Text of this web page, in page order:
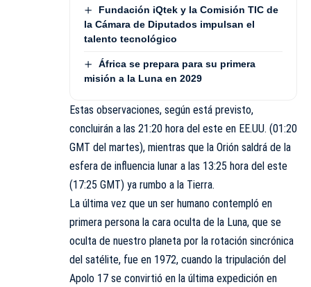
Fundación iQtek y la Comisión TIC de
la Cámara de Diputados impulsan el
talento tecnológico
África se prepara para su primera
misión a la Luna en 2029
Estas observaciones, según está previsto,
concluirán a las 21:20 hora del este en EE.UU. (01:20
GMT del martes), mientras que la Orión saldrá de la
esfera de influencia lunar a las 13:25 hora del este
(17:25 GMT) ya rumbo a la Tierra.
La última vez que un ser humano contempló en
primera persona la cara oculta de la Luna, que se
oculta de nuestro planeta por la rotación sincrónica
del satélite, fue en 1972, cuando la tripulación del
Apolo 17 se convirtió en la última expedición en